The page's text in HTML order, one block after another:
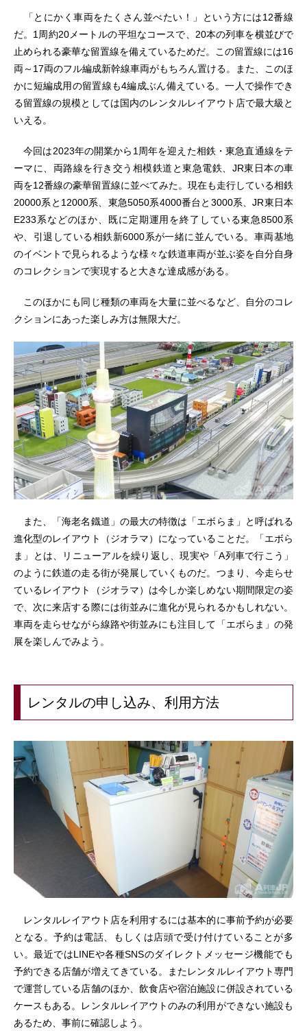
「とにかく車両をたくさん並べたい！」という方には12番線
だ。1周約20メートルの平坦なコースで、20本の列車を横並びで
止められる豪華な留置線を備えているためだ。この留置線には16
両～17両のフル編成新幹線車両がもちろん置ける。また、このほ
かに短編成用の留置線も4編成ぶん備えている。一人で操作でき
る留置線の規模としては国内のレンタルレイアウト店で最大級と
いえる。
今回は2023年の開業から1周年を迎えた相鉄・東急直通線をテ
ーマに、両路線を行き交う相模鉄道と東急電鉄、JR東日本の車
両を12番線の豪華留置線に並べてみた。現在も走行している相鉄
20000系と12000系、東急5050系4000番台と3000系、JR東日本
E233系などのほか、既に定期運用を終了している東急8500系
や、引退している相鉄新6000系が一緒に並んでいる。車両基地
のイベントで見られるような様々な鉄道車両が並ぶ姿を自分自身
のコレクションで実現すると大きな達成感がある。
このほかにも同じ種類の車両を大量に並べるなど、自分のコレ
クションにあった楽しみ方は無限大だ。
また、「海老名鐡道」の最大の特徴は「エボらま」と呼ばれる
進化型のレイアウト（ジオラマ）になっていることだ。「エボら
ま」とは、リニューアルを繰り返し、現実や「A列車で行こう」
のように鉄道の走る街が発展していくものだ。つまり、今走らせ
ているレイアウト（ジオラマ）は今しか楽しめない期間限定の姿
で、次に来店する際には街並みに進化が見られるかもしれない。
車両を走らせながら線路や街並みにも注目して「エボらま」の発
展を楽しんでみよう。
レンタルの申し込み、利用方法
レンタルレイアウト店を利用するには基本的に事前予約が必要
となる。予約は電話、もしくは店頭で受け付けていることが多
い。最近ではLINEや各種SNSのダイレクトメッセージ機能でも
予約できる店舗が増えてきている。またレンタルレイアウト専門
で運営している店舗のほか、飲食店や宿泊施設に併設されている
ケースもある。レンタルレイアウトのみの利用ができない施設も
あるため、事前に確認しよう。